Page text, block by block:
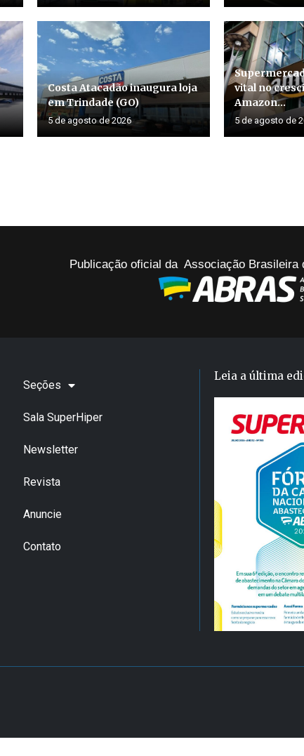
Costa Atacadão inaugura loja
em Trindade (GO)
5 de agosto de 2026
vital no
Amazon...
5 de agosto de
Publicação oficial da Associação Brasileira
Seções
Sala SuperHiper
Newsletter
Revista
Anuncie
Contato
Leia a última